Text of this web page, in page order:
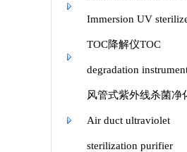
Immersion UV
TOC降解仪TOC
degradation
风管式紫外线杀菌净
Air duct ultraviolet
sterilization purifier